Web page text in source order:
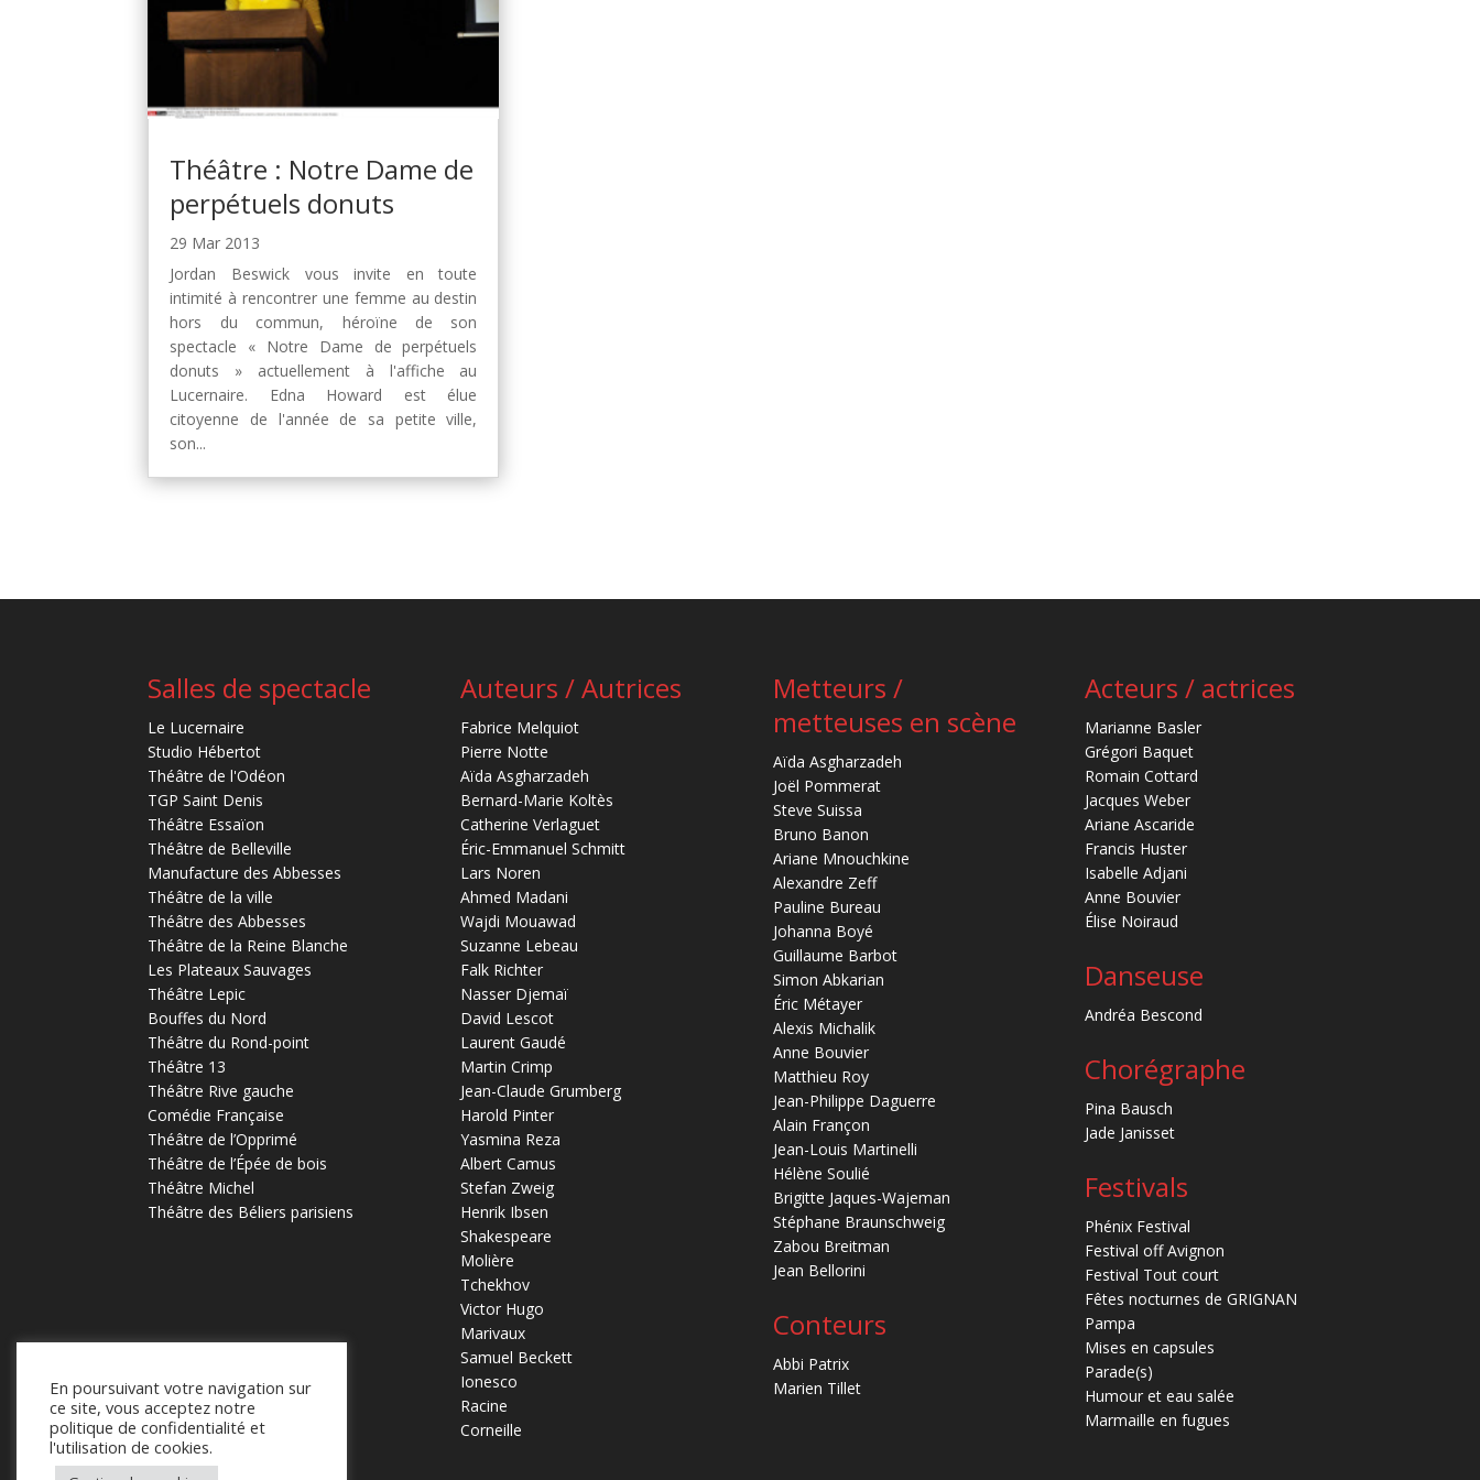
Théâtre : Notre Dame de
perpétuels donuts
29 Mar 2013
Jordan Beswick vous invite en toute
intimité à rencontrer une femme au destin
hors du commun, héroïne de son
spectacle « Notre Dame de perpétuels
donuts » actuellement à l'affiche au
Lucernaire. Edna Howard est élue
citoyenne de l'année de sa petite ville,
son...
Salles de spectacle
Le Lucernaire
Studio Hébertot
Théâtre de l'Odéon
TGP Saint Denis
Théâtre Essaïon
Théâtre de Belleville
Manufacture des Abbesses
Théâtre de la ville
Théâtre des Abbesses
Théâtre de la Reine Blanche
Les Plateaux Sauvages
Théâtre Lepic
Bouffes du Nord
Théâtre du Rond-point
Théâtre 13
Théâtre Rive gauche
Comédie Française
Théâtre de l’Opprimé
Théâtre de l’Épée de bois
Théâtre Michel
Théâtre des Béliers parisiens
Auteurs / Autrices
Fabrice Melquiot
Pierre Notte
Aïda Asgharzadeh
Bernard-Marie Koltès
Catherine Verlaguet
Éric-Emmanuel Schmitt
Lars Noren
Ahmed Madani
Wajdi Mouawad
Suzanne Lebeau
Falk Richter
Nasser Djemaï
David Lescot
Laurent Gaudé
Martin Crimp
Jean-Claude Grumberg
Harold Pinter
Yasmina Reza
Albert Camus
Stefan Zweig
Henrik Ibsen
Shakespeare
Molière
Tchekhov
Victor Hugo
Marivaux
Samuel Beckett
Ionesco
Racine
Corneille
Metteurs /
metteuses en scène
Aïda Asgharzadeh
Joël Pommerat
Steve Suissa
Bruno Banon
Ariane Mnouchkine
Alexandre Zeff
Pauline Bureau
Johanna Boyé
Guillaume Barbot
Simon Abkarian
Éric Métayer
Alexis Michalik
Anne Bouvier
Matthieu Roy
Jean-Philippe Daguerre
Alain Françon
Jean-Louis Martinelli
Hélène Soulié
Brigitte Jaques-Wajeman
Stéphane Braunschweig
Zabou Breitman
Jean Bellorini
Conteurs
Abbi Patrix
Marien Tillet
Acteurs / actrices
Marianne Basler
Grégori Baquet
Romain Cottard
Jacques Weber
Ariane Ascaride
Francis Huster
Isabelle Adjani
Anne Bouvier
Élise Noiraud
Danseuse
Andréa Bescond
Chorégraphe
Pina Bausch
Jade Janisset
Festivals
Phénix Festival
Festival off Avignon
Festival Tout court
Fêtes nocturnes de GRIGNAN
Pampa
Mises en capsules
Parade(s)
Humour et eau salée
Marmaille en fugues
En poursuivant votre navigation sur
ce site, vous acceptez notre
politique de confidentialité et
l'utilisation de cookies.